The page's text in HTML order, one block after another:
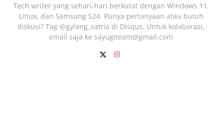
Tech writer yang sehari‑hari berkutat dengan Windows 11,
Linux, dan Samsung S24. Punya pertanyaan atau butuh
diskusi? Tag @gylang_satria di Disqus. Untuk kolaborasi,
email saja ke sayugiteam@gmail.com